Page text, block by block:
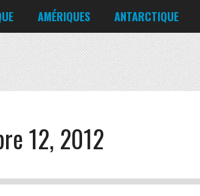
AMÉRIQUES
Canada
Chili
États-Unis
Mexique
Nicaragua
ANTARCTIQUE
12, 2012